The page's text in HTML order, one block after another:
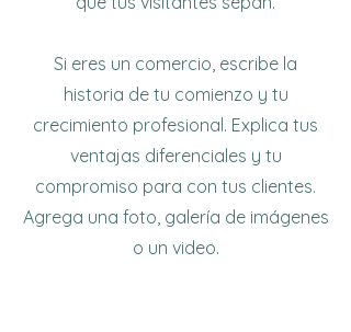
Si eres un comercio, escribe la
historia de tu comienzo y tu
crecimiento profesional. Explica tus
ventajas diferenciales y tu
compromiso para con tus clientes.
Agrega una foto, galería de imágenes
o un video.